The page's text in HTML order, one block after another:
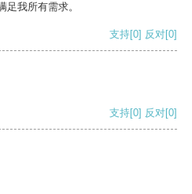
我所有需求。
支持[0] 反对[0]
支持[0] 反对[0]